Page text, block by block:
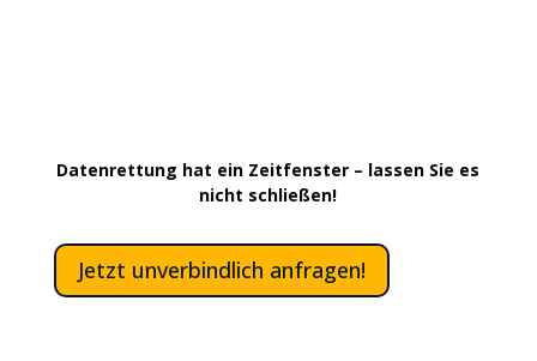
Datenrettung hat ein Zeitfenster – lassen Sie es
nicht schließen!
Jetzt unverbindlich anfragen!